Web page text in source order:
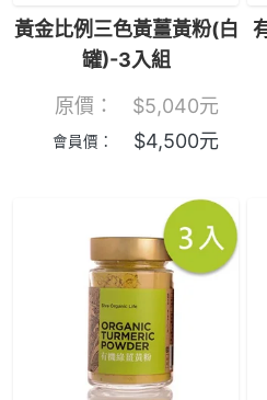
黃金比例三色黃薑黃粉(白
罐)-3入組
原價：
$5,040元
會員價： $4,500元